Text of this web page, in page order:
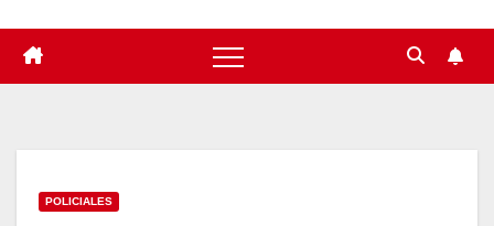
POLICIALES